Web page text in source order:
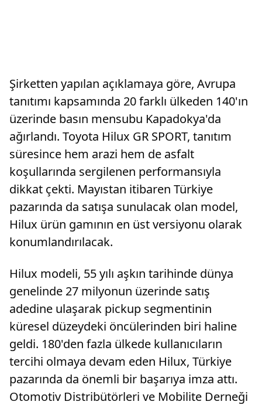
Şirketten yapılan açıklamaya göre, Avrupa
tanıtımı kapsamında 20 farklı ülkeden 140'ın
üzerinde basın mensubu Kapadokya'da
ağırlandı. Toyota Hilux GR SPORT, tanıtım
süresince hem arazi hem de asfalt
koşullarında sergilenen performansıyla
dikkat çekti. Mayıstan itibaren Türkiye
pazarında da satışa sunulacak olan model,
Hilux ürün gamının en üst versiyonu olarak
konumlandırılacak.
Hilux modeli, 55 yılı aşkın tarihinde dünya
genelinde 27 milyonun üzerinde satış
adedine ulaşarak pickup segmentinin
küresel düzeydeki öncülerinden biri haline
geldi. 180'den fazla ülkede kullanıcıların
tercihi olmaya devam eden Hilux, Türkiye
pazarında da önemli bir başarıya imza attı.
Otomotiv Distribütörleri ve Mobilite Derneği